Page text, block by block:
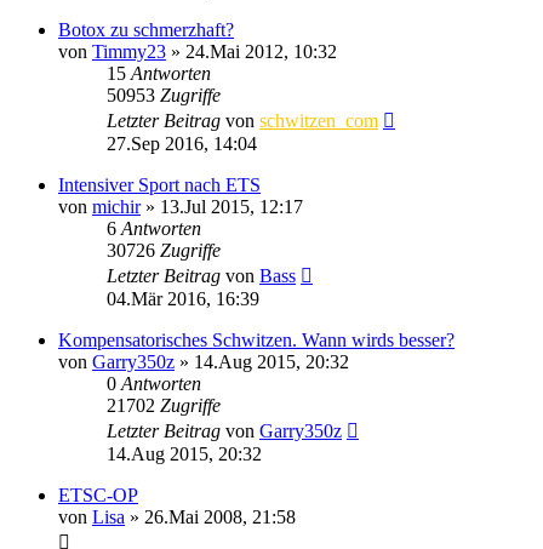
Botox zu schmerzhaft?
von Timmy23 » 24.Mai 2012, 10:32
15 Antworten
50953 Zugriffe
Letzter Beitrag von schwitzen_com
27.Sep 2016, 14:04
Intensiver Sport nach ETS
von michir» 13.Jul 2015, 12:17
6 Antworten
30726 Zugriffe
Letzter Beitrag von Bass
04.Mär 2016, 16:39
Kompensatorisches Schwitzen. Wann wirds besser?
von Garry350z » 14.Aug 2015, 20:32
0 Antworten
21702 Zugriffe
Letzter Beitrag von Garry350z
14.Aug 2015, 20:32
ETSC-OP
von Lisa » 26.Mai 2008, 21:58